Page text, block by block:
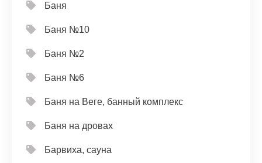
Баня
Баня №10
Баня №2
Баня №6
Баня на Веге, банный комплекс
Баня на дровах
Барвиха, сауна